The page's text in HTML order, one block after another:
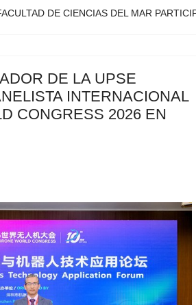
DE CIENCIAS DEL MAR
DE LA UPSE
INTERNACIONAL
CONGRESS 2026 EN